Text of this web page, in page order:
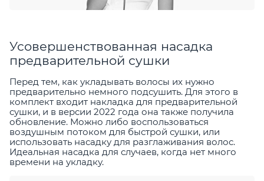
Усовершенствованная насадка
предварительной сушки
Перед тем, как укладывать волосы их нужно
предварительно немного подсушить. Для этого в
комплект входит накладка для предварительной
сушки, и в версии 2022 года она также получила
обновление. Можно либо воспользоваться
воздушным потоком для быстрой сушки, или
использовать насадку для разглаживания волос.
Идеальная насадка для случаев, когда нет много
времени на укладку.